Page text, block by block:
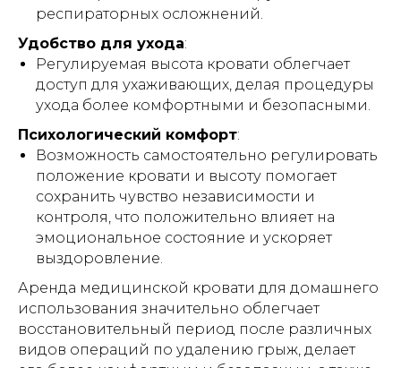
респираторных осложнений.
Удобство для ухода:
Регулируемая высота кровати облегчает
доступ для ухаживающих, делая процедуры
ухода более комфортными и безопасными.
Психологический комфорт:
Возможность самостоятельно регулировать
положение кровати и высоту помогает
сохранить чувство независимости и
контроля, что положительно влияет на
эмоциональное состояние и ускоряет
выздоровление.
Аренда медицинской кровати для домашнего
использования значительно облегчает
восстановительный период после различных
видов операций по удалению грыж, делает
предоставляются в прокат (аренду)
исключительно для использования в
жилых помещениях (квартирах, жилых
домах), находящихся в собственности
либо на ином законном основании во
владении физического лица -
арендатора.
Прокат (аренда) оборудования
осуществляется:
– в интересах юридических лиц;
– для использования в медицинских
организациях, пансионатах,
организациях социального
обслуживания, хосписах, а также иных
Публичная оферта
Инструкции